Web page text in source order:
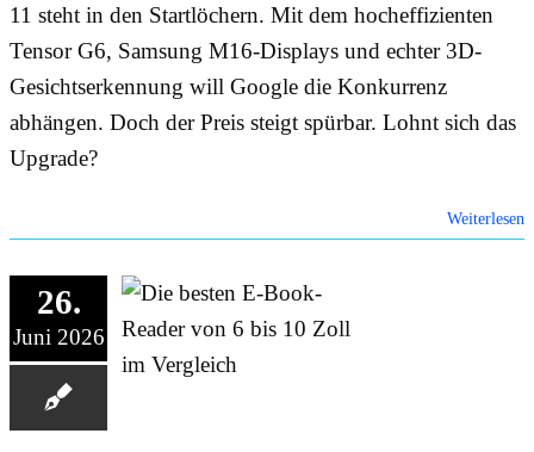
11 steht in den Startlöchern. Mit dem hocheffizienten
Tensor G6, Samsung M16-Displays und echter 3D-
Gesichtserkennung will Google die Konkurrenz
abhängen. Doch der Preis steigt spürbar. Lohnt sich das
Upgrade?
Weiterlesen
26.
Juni 2026